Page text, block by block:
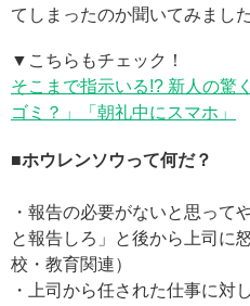
てしまったのか聞いてみました
▼こちらもチェック！
そこまで指示いる!? 新人の驚
ゴミ？」「朝礼中にスマホ」
■ホウレンソウって何だ？
・報告の必要がないと思って
と報告しろ」と後から上司に
校・教育関連）
・上司から任された仕事に対